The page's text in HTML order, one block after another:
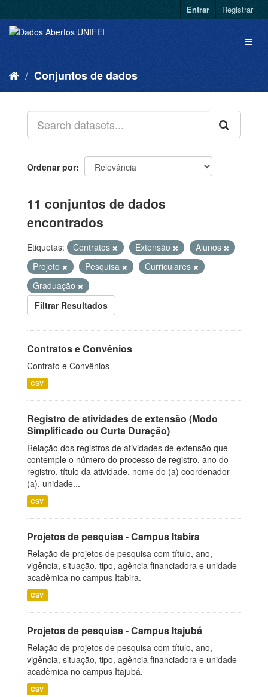
Entrar Registrar
Conjuntos de dados
Ordenar por
11 conjuntos de dados
encontrados
Etiquetas: Contratos Extensão
Alunos
Projeto
Pesquisa
Curriculares
Graduação
Filtrar Resultados
Contratos e Convênios
Contrato e Convênios
CSV
Registro de atividades de extensão (Modo
Simplificado ou Curta Duração)
Relação dos registros de atividades de extensão que
contemple o número do processo de registro, ano do
registro, título da atividade, nome do (a) coordenador
(a), unidade...
CSV
Projetos de pesquisa - Campus Itabira
Relação de projetos de pesquisa com título, ano,
vigência, situação, tipo, agência financiadora e unidade
acadêmica no campus Itabira.
CSV
Projetos de pesquisa - Campus Itajubá
Relação de projetos de pesquisa com título, ano,
vigência, situação, tipo, agência financiadora e unidade
acadêmica no campus Itajubá.
CSV